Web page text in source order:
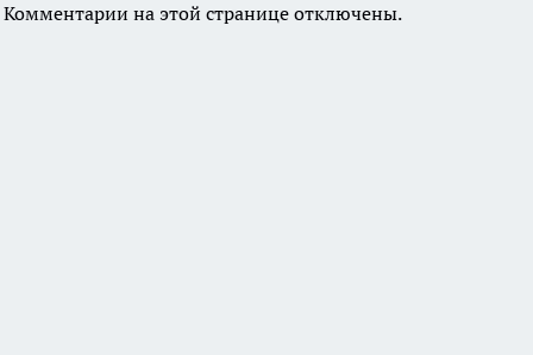
Комментарии на этой странице отключены.